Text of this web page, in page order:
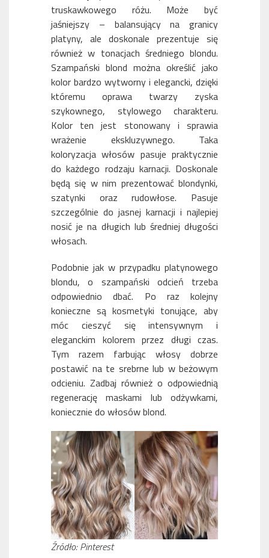
truskawkowego różu. Może być
jaśniejszy – balansujący na granicy
platyny, ale doskonale prezentuje się
również w tonacjach średniego blondu.
Szampański blond można określić jako
kolor bardzo wytworny i elegancki, dzięki
któremu oprawa twarzy zyska
szykownego, stylowego charakteru.
Kolor ten jest stonowany i sprawia
wrażenie ekskluzywnego. Taka
koloryzacja włosów pasuje praktycznie
do każdego rodzaju karnacji. Doskonale
będą się w nim prezentować blondynki,
szatynki oraz rudowłose. Pasuje
szczególnie do jasnej karnacji i najlepiej
nosić je na długich lub średniej długości
włosach.
Podobnie jak w przypadku platynowego
blondu, o szampański odcień trzeba
odpowiednio dbać. Po raz kolejny
konieczne są kosmetyki tonujące, aby
móc cieszyć się intensywnym i
eleganckim kolorem przez długi czas.
Tym razem farbując włosy dobrze
postawić na te srebrne lub w beżowym
odcieniu. Zadbaj również o odpowiednią
regenerację maskami lub odżywkami,
koniecznie do włosów blond.
Źródło: Pinterest